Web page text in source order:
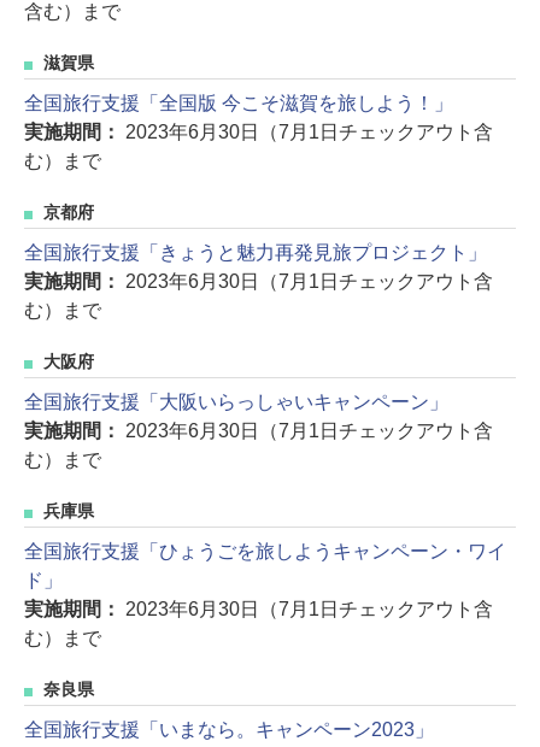
含む）まで
滋賀県
全国旅行支援「全国版 今こそ滋賀を旅しよう！」
実施期間： 2023年6月30日（7月1日チェックアウト含
む）まで
京都府
全国旅行支援「きょうと魅力再発見旅プロジェクト」
実施期間： 2023年6月30日（7月1日チェックアウト含
む）まで
大阪府
全国旅行支援「大阪いらっしゃいキャンペーン」
実施期間： 2023年6月30日（7月1日チェックアウト含
む）まで
兵庫県
全国旅行支援「ひょうごを旅しようキャンペーン・ワイ
ド」
実施期間： 2023年6月30日（7月1日チェックアウト含
む）まで
奈良県
全国旅行支援「いまなら。キャンペーン2023」